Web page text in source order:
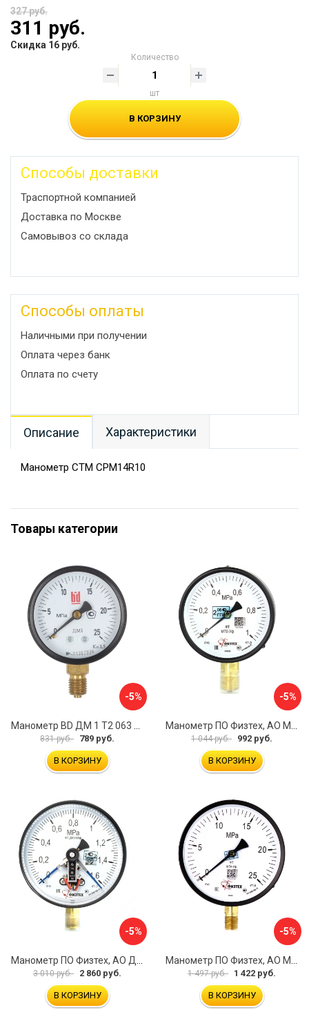
327 руб.
311 руб.
Скидка 16 руб.
Количество
шт
В КОРЗИНУ
Способы доставки
Траспортной компанией
Доставка по Москве
Самовывоз со склада
Способы оплаты
Наличными при получении
Оплата через банк
Оплата по счету
Описание Характеристики
Манометр СТМ CPM14R10
Товары категории
-5%
831 руб. 789 руб.
В КОРЗИНУ
-5%
1 044 руб. 992 руб.
В КОРЗИНУ
-5%
Манометр ПО Физтех, АО ДМ2005ф 4687205178077
3 010 руб. 2 860 руб.
В КОРЗИНУ
-5%
Манометр ПО Физтех, АО МП4-Уф 4687205178602
1 497 руб. 1 422 руб.
В КОРЗИНУ